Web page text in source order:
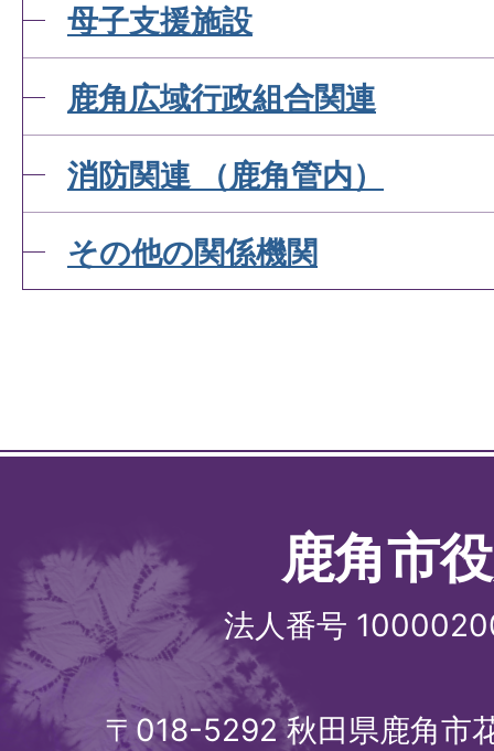
母子支援施設
鹿角広域行政組合関連
消防関連 （鹿角管内）
その他の関係機関
鹿角市
法人番号
〒018-5292 秋田県鹿角市